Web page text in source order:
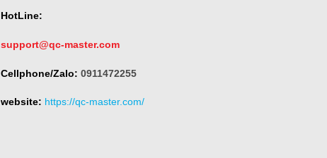
HotLine:
support@qc-master.com
Cellphone/Zalo: 0911472255
website: https://qc-master.com/